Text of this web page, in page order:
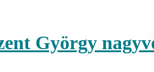
György